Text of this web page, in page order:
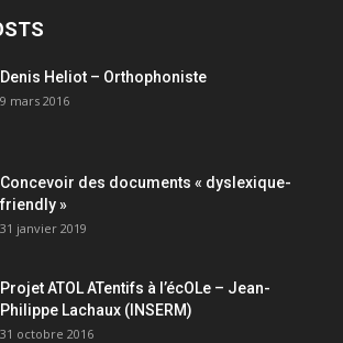
Denis Heliot – Orthophoniste
9 mars 2016
Concevoir des documents « dyslexique-
friendly »
31 janvier 2019
Projet ATOL ATentifs à l’écOLe – Jean-
Philippe Lachaux (INSERM)
31 octobre 2016